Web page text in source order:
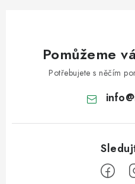
Pomůžeme
Potřebujete s něčím
info@